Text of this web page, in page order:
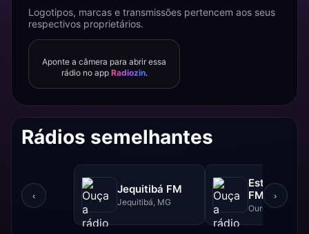
Logotipos, marcas e transmissões pertencem aos seus
respectivos proprietários.
Aponte a câmera para abrir essa
rádio no app Radiozin.
Rádios semelhantes
‹
Jequitibá FM
Jequitibá, MG
Estrada
FM - 102.5
Ouro Branco,
›